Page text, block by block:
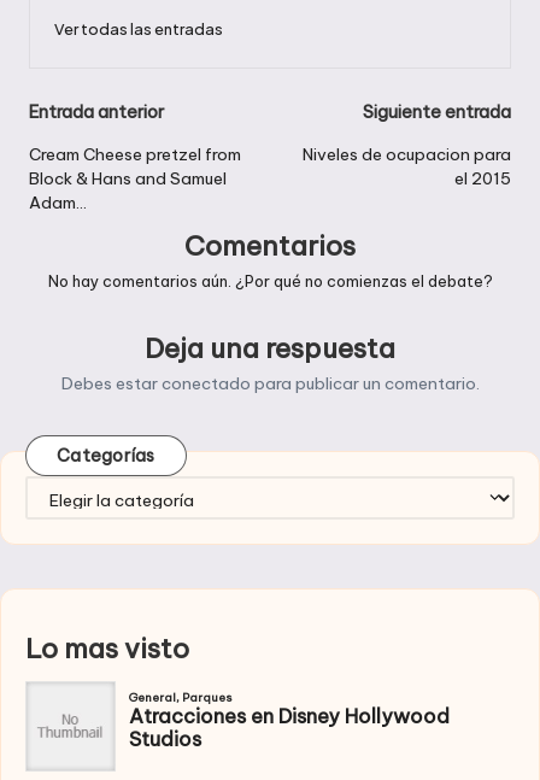
Ver todas las entradas
Navegación
de
entradas
Entrada anterior
Cream Cheese pretzel from
Block & Hans and Samuel
Adam…
Siguiente entrada
Niveles de ocupacion para
el 2015
Comentarios
No hay comentarios aún. ¿Por qué no comienzas el debate?
Deja una respuesta
Debes estarconectado para publicar un comentario.
Categorías
Categorías
Lo mas visto